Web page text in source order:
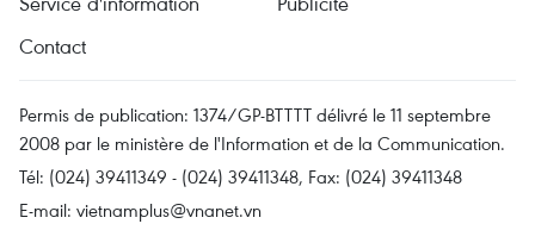
Contact
Permis de publication: 1374/GP-BTTTT délivré le 11 septembre
2008 par le ministère de l'Information et de la Communication.
Tél: (024) 39411349 - (024) 39411348, Fax: (024) 39411348
E-mail: vietnamplus@vnanet.vn